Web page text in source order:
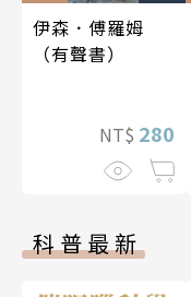
伊森．傅羅姆
（有聲書）
NT$ 280
科普最新